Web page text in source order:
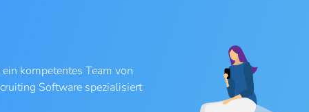
kompetentes Team von
Software spezialisiert